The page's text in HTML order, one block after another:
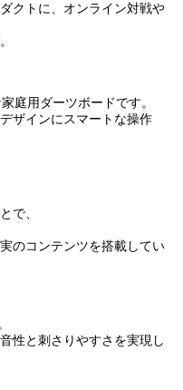
クトに、オンライン対戦や
庭用ダーツボードです。
ザインにスマートな操作
で、
のコンテンツを搭載してい
性と刺さりやすさを実現し